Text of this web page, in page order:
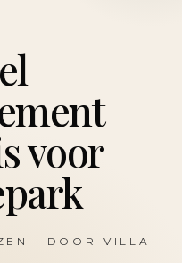
voor
· DOOR
VILLA